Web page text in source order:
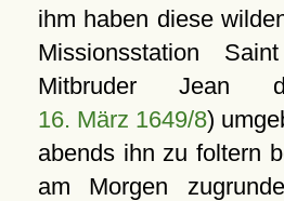
ihm haben diese
Missionsstation
Mitbruder Jean
16. März 1649/8)
abends ihn zu foltern
am Morgen